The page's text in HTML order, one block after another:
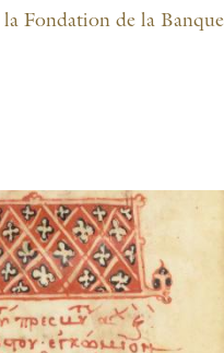
Fondation de la Banque